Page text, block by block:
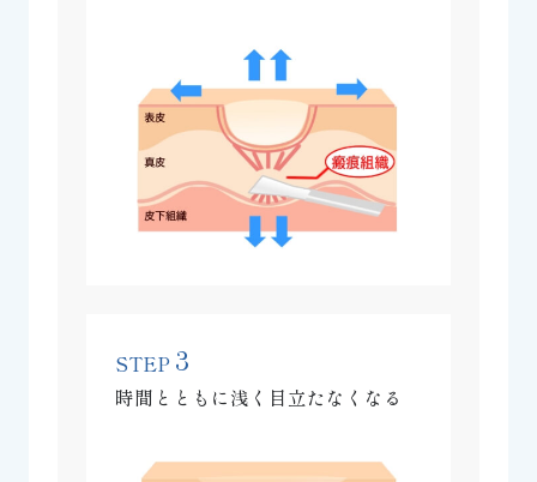
STEP 3
時間とともに浅く目立たなくなる